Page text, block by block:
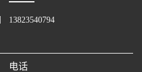
13823540794
电话